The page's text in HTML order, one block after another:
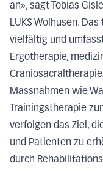
an», sagt Tobias
LUKS Wolhusen.
vielfältig und
Ergotherapie,
Massnahmen wie
Trainingstherapie
verfolgen das Ziel,
und Patienten zu
durch